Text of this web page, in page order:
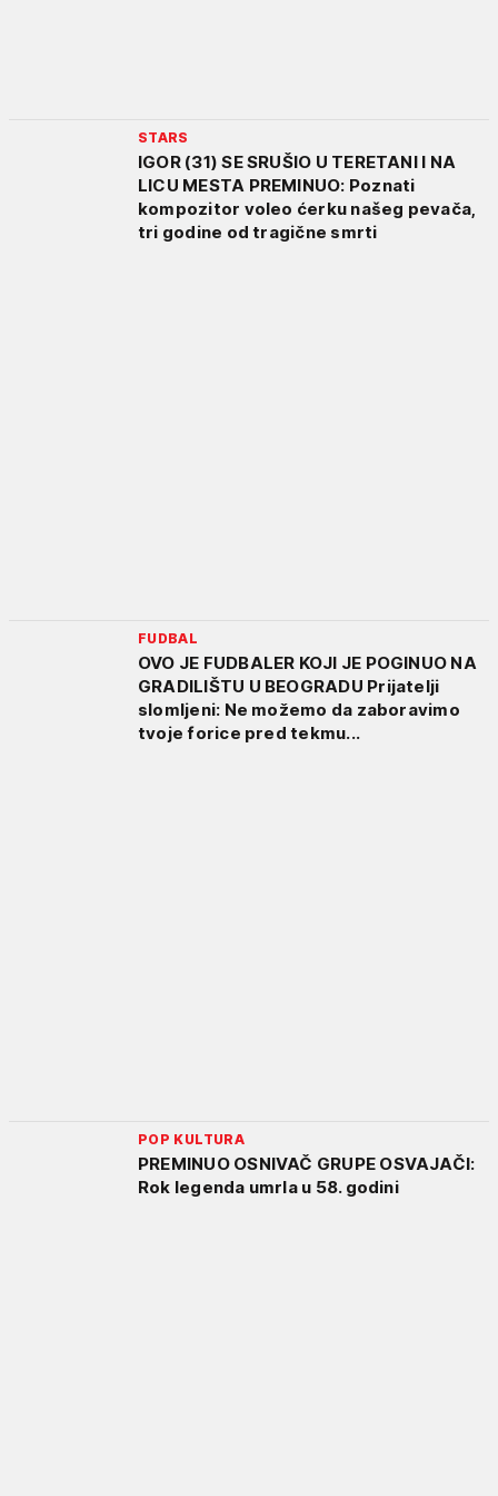
STARS
IGOR (31) SE SRUŠIO U TERETANI I NA
LICU MESTA PREMINUO: Poznati
kompozitor voleo ćerku našeg pevača,
tri godine od tragične smrti
FUDBAL
OVO JE FUDBALER KOJI JE POGINUO NA
GRADILIŠTU U BEOGRADU Prijatelji
slomljeni: Ne možemo da zaboravimo
tvoje forice pred tekmu...
POP KULTURA
PREMINUO OSNIVAČ GRUPE OSVAJAČI:
Rok legenda umrla u 58. godini